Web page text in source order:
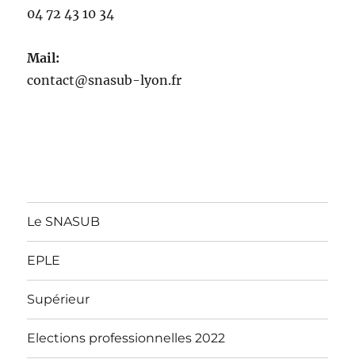
04 72 43 10 34
Mail:
contact@snasub-lyon.fr
Le SNASUB
EPLE
Supérieur
Elections professionnelles 2022